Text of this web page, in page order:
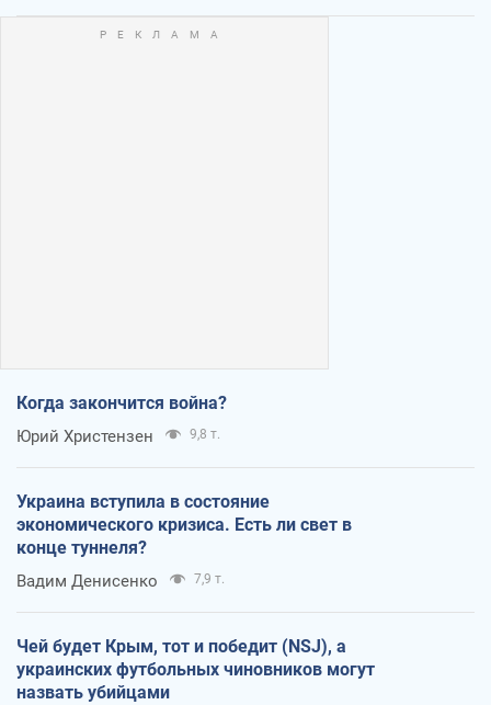
Когда закончится война?
Юрий Христензен 9,8 т.
Украина вступила в состояние
экономического кризиса. Есть ли свет в
конце туннеля?
Вадим Денисенко 7,9 т.
Чей будет Крым, тот и победит (NSJ), а
украинских футбольных чиновников могут
назвать убийцами